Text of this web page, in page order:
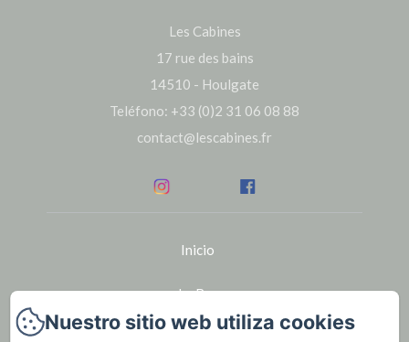
Les Cabines
17 rue des bains
14510 - Houlgate
Teléfono: +33 (0)2 31 06 08 88
contact@lescabines.fr
Inicio
Le Bar
Nuestro sitio web utiliza cookies